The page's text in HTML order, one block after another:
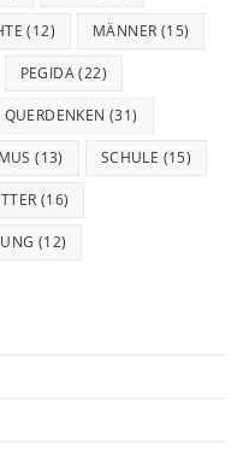
(12) MÄNNER (15)
PEGIDA(22)
QUERDENKEN (31)
(13) SCHULE (15)
(16)
(12)